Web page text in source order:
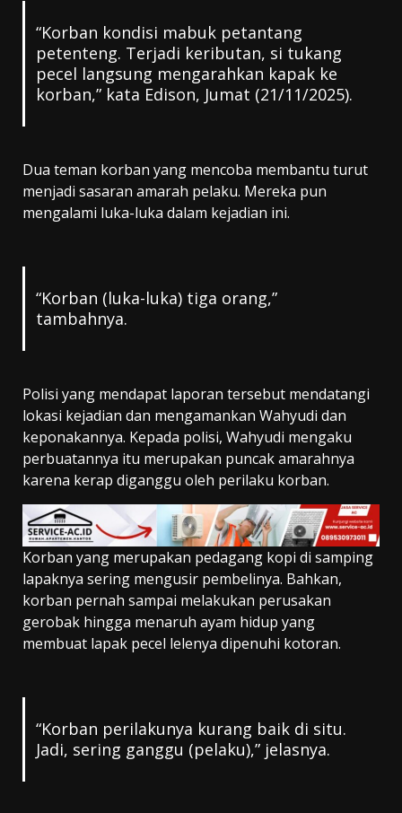
“Korban kondisi mabuk petantang
petenteng. Terjadi keributan, si tukang
pecel langsung mengarahkan kapak ke
korban,” kata Edison, Jumat (21/11/2025).
Dua teman korban yang mencoba membantu turut
menjadi sasaran amarah pelaku. Mereka pun
mengalami luka-luka dalam kejadian ini.
“Korban (luka-luka) tiga orang,”
tambahnya.
Polisi yang mendapat laporan tersebut mendatangi
lokasi kejadian dan mengamankan Wahyudi dan
keponakannya. Kepada polisi, Wahyudi mengaku
perbuatannya itu merupakan puncak amarahnya
karena kerap diganggu oleh perilaku korban.
Korban yang merupakan pedagang kopi di samping
lapaknya sering mengusir pembelinya. Bahkan,
korban pernah sampai melakukan perusakan
gerobak hingga menaruh ayam hidup yang
membuat lapak pecel lelenya dipenuhi kotoran.
“Korban perilakunya kurang baik di situ.
Jadi, sering ganggu (pelaku),” jelasnya.